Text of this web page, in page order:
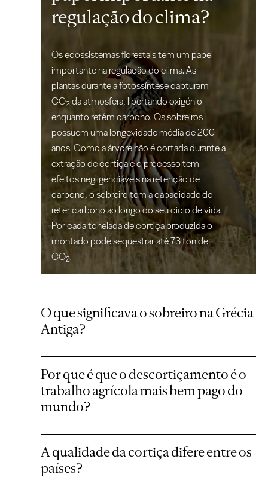
regulação do clima?
Os ecossistemas florestais tem um papel
importante na regulação do clima. As
plantas durante a fotossíntese capturam
CO2 da atmosfera, libertando oxigénio
enquanto retêm carbono. Os sobreiros
possuem uma longevidade média de 200
anos. Como a árvore não é cortada durante a
extração de cortiça e o processo tem
efeitos negligenciáveis na retenção de
carbono, o sobreiro tem a capacidade de
reter carbono ao longo do seu ciclo de vida.
Por cada tonelada de cortiça produzida o
montado pode sequestrar até 73 ton de
CO2.
O que significava o sobreiro na Grécia
Antiga?
Por que é que o descortiçamento é o
trabalho agrícola mais bem pago do
mundo?
A qualidade da cortiça difere entre os
países?